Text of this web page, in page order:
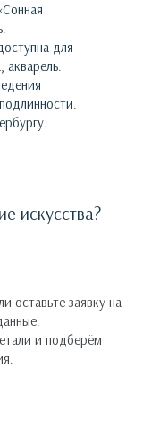
Сонная
.
для
акварель.
искусства?
оставьте заявку на
и подберём